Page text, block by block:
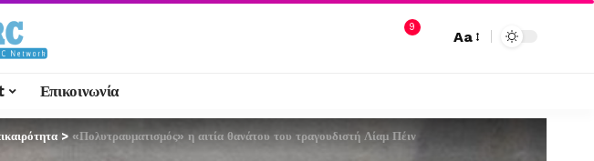
9
Aa
Επικοινωνία
> «Πολυτραυματισμός» η αιτία θανάτου του τραγουδιστή Λίαμ Πέιν